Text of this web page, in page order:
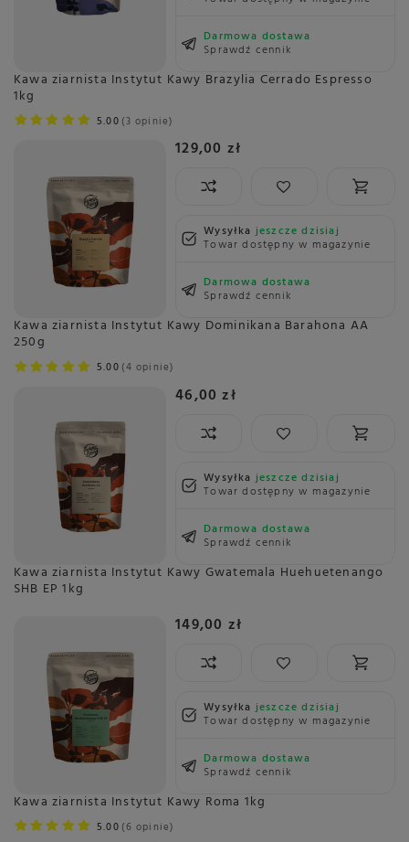
Darmowa dostawa
Sprawdź cennik
Kawa ziarnista Instytut Kawy Brazylia Cerrado Espresso
1kg
5.00 3 opinie
129,00 zł
Wysyłkajeszcze dzisiaj
Towar dostępny w magazynie
Darmowa dostawa
Sprawdź cennik
Kawa ziarnista Instytut Kawy Dominikana Barahona AA
250g
5.00 4 opinie
46,00 zł
Wysyłkajeszcze dzisiaj
Towar dostępny w magazynie
Darmowa dostawa
Sprawdź cennik
Kawa ziarnista Instytut Kawy Gwatemala Huehuetenango
SHB EP 1kg
149,00 zł
Wysyłkajeszcze dzisiaj
Towar dostępny w magazynie
Darmowa dostawa
Sprawdź cennik
Kawa ziarnista Instytut Kawy Roma 1kg
5.00 6 opinie